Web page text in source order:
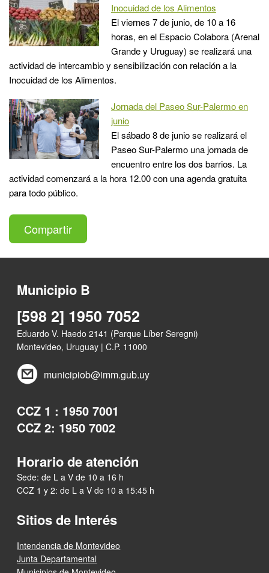
Inocuidad de los Alimentos
El viernes 7 de junio, de 10 a 16
horas, en el Espacio Colabora (Arenal
Grande y Uruguay) se realizará una
actividad de intercambio y sensibilización con relación a la
Inocuidad de los Alimentos.
Jornada del Paseo Sur-Palermo en
junio
El sábado 8 de junio se realizará el
Paseo Sur-Palermo una jornada de
encuentro entre los dos barrios. La
actividad comenzará a la hora 12.00 con una agenda gratuita
para todo público.
Compartir
Municipio B
[598 2] 1950 7052
Eduardo V. Haedo 2141 (Parque Líber Seregni)
Montevideo, Uruguay | C.P. 11000
municipiob@imm.gub.uy
CCZ 1 : 1950 7001
CCZ 2: 1950 7002
Horario de atención
Sede: de L a V de 10 a 16 h
CCZ 1 y 2: de L a V de 10 a 15:45 h
Sitios de Interés
Intendencia de Montevideo
Junta Departamental